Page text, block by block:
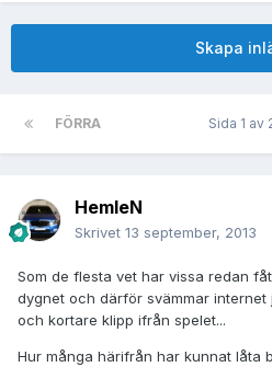
Skapa
FÖRRA Sida 1 av
HemleN
Skrivet 13 september, 2013
Som de flesta vet har vissa redan
dygnet och därför svämmar
och kortare klipp ifrån spelet...
Hur många härifrån har kunnat låta